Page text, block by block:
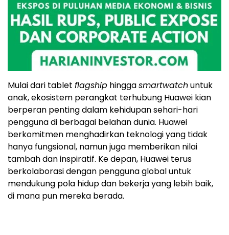
Mulai dari tablet flagship hinggasmartwatchuntuk
anak, ekosistem perangkat terhubung Huawei kian
berperan penting dalam kehidupan sehari-hari
pengguna di berbagai belahan dunia. Huawei
berkomitmen menghadirkan teknologi yang tidak
hanya fungsional, namun juga memberikan nilai
tambah dan inspiratif. Ke depan, Huawei terus
berkolaborasi dengan pengguna global untuk
mendukung pola hidup dan bekerja yang lebih baik,
di mana pun mereka berada.